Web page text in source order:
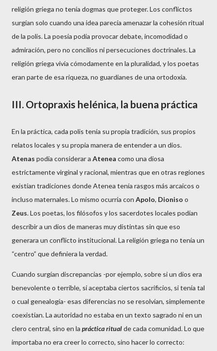
religión griega no tenía dogmas que proteger. Los conflictos
surgían solo cuando una idea parecía amenazar la cohesión ritual
de la polis. La poesía podía provocar debate, incomodidad o
admiración, pero no concilios ni persecuciones doctrinales. La
religión griega vivía cómodamente en la pluralidad, y los poetas
eran parte de esa riqueza, no guardianes de una ortodoxia.
III. Ortopraxis helénica, la buena práctica
En la práctica, cada polis tenía su propia tradición, sus propios
relatos locales y su propia manera de entender a un dios.
Atenas podía considerar a Atenea como una diosa
estrictamente virginal y racional, mientras que en otras regiones
existían tradiciones donde Atenea tenía rasgos más arcaicos o
incluso maternales. Lo mismo ocurría con Apolo, Dioniso o
Zeus. Los poetas, los filósofos y los sacerdotes locales podían
describir a un dios de maneras muy distintas sin que eso
generara un conflicto institucional. La religión griega no tenía un
“centro” que definiera la verdad.
Cuando surgían discrepancias -por ejemplo, sobre si un dios era
benevolente o terrible, si aceptaba ciertos sacrificios, si tenía tal
o cual genealogía- esas diferencias no se resolvían, simplemente
coexistían. La autoridad no estaba en un texto sagrado ni en un
clero central, sino en la práctica ritualde cada comunidad. Lo que
importaba no era creer lo correcto, sino hacer lo correcto: